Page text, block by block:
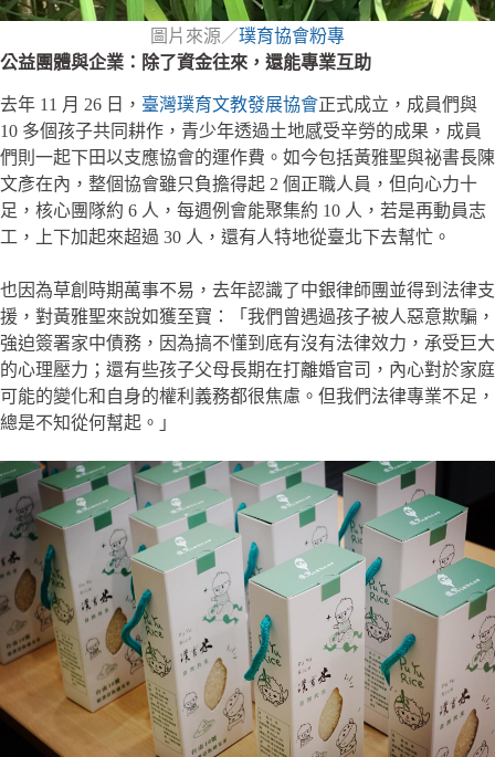
圖片來源／璞育協會粉專
公益團體與企業：除了資金往來，還能專業互助
去年 11 月 26 日， 臺灣璞育文教發展協會正式成立，成員們與
10 多個孩子共同耕作，青少年透過土地感受辛勞的成果，成員
們則一起下田以支應協會的運作費。如今包括黃雅聖與祕書長陳
文彥在內，整個協會雖只負擔得起 2 個正職人員，但向心力十
足，核心團隊約 6 人，每週例會能聚集約 10 人，若是再動員志
工，上下加起來超過 30 人，還有人特地從臺北下去幫忙。
也因為草創時期萬事不易，去年認識了中銀律師團並得到法律支
援，對黃雅聖來說如獲至寶：「我們曾遇過孩子被人惡意欺騙，
強迫簽署家中債務，因為搞不懂到底有沒有法律效力，承受巨大
的心理壓力；還有些孩子父母長期在打離婚官司，內心對於家庭
可能的變化和自身的權利義務都很焦慮。但我們法律專業不足，
總是不知從何幫起。」